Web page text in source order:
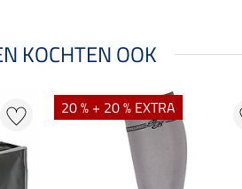
KOCHTEN OOK
20 % + 20 % EXTRA